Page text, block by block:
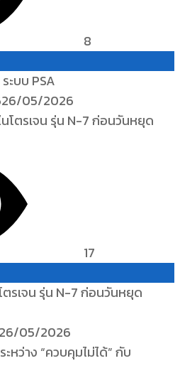
8
ะบบ PSA
26/05/2026
17
รเจน รุ่น N-7 ก่อนวันหยุด
26/05/2026